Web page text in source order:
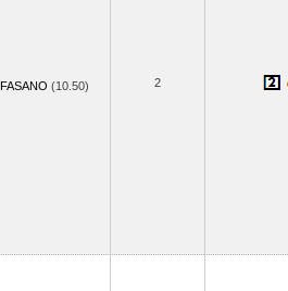
FASANO (10.50) 2